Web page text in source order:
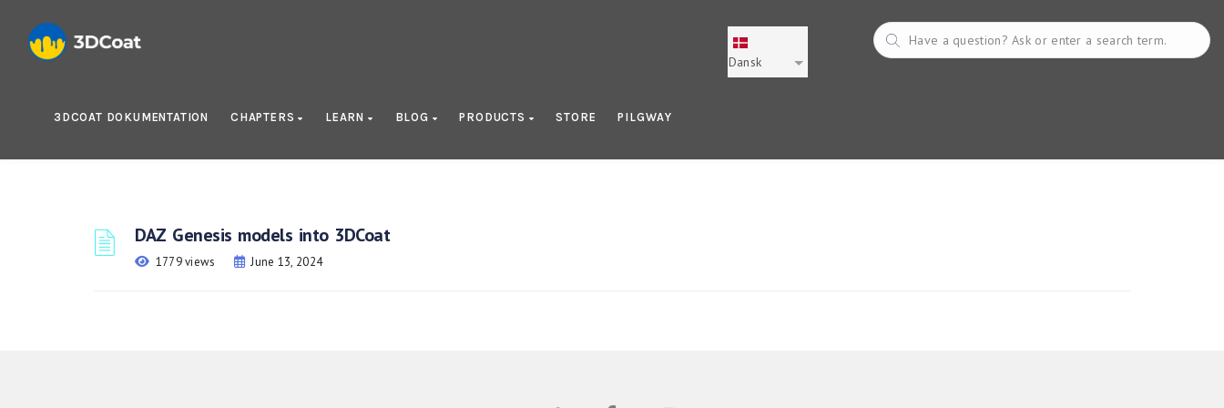
Dansk
3DCOAT DOKUMENTATION CHAPTERS LEARN BLOG PRODUCTS STORE PILGWAY
DAZ Genesis models into 3DCoat
1779 views June 13, 2024